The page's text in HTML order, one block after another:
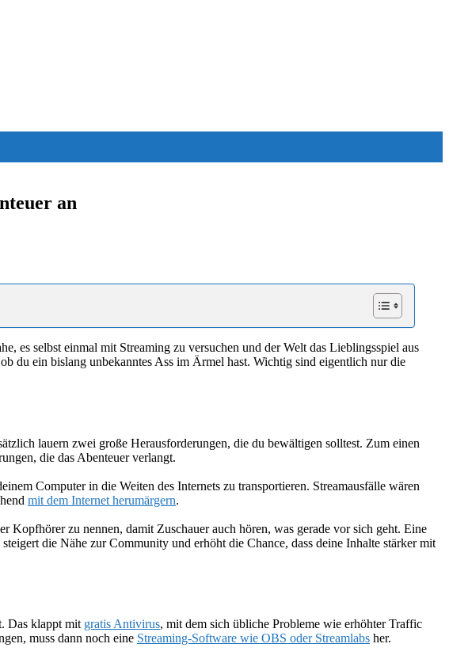
an
es selbst einmal mit Streaming zu versuchen und der Welt das Lieblingsspiel aus
du ein bislang unbekanntes Ass im Ärmel hast. Wichtig sind eigentlich nur die
lauern zwei große Herausforderungen, die du bewältigen solltest. Zum einen
die das Abenteuer verlangt.
Computer in die Weiten des Internets zu transportieren. Streamausfälle wären
mit dem Internet herumärgern.
zu nennen, damit Zuschauer auch hören, was gerade vor sich geht. Eine
die Nähe zur Community und erhöht die Chance, dass deine Inhalte stärker mit
Das klappt mit gratis Antivirus, mit dem sich übliche Probleme wie erhöhter Traffic
muss dann noch eine Streaming-Software wie OBS oder Streamlabs her.